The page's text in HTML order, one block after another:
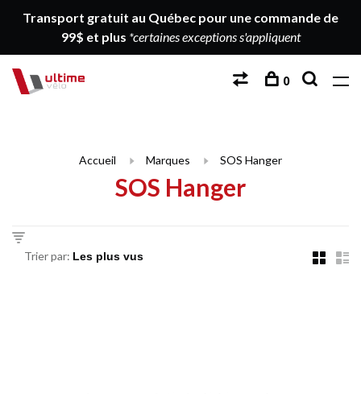
Transport gratuit au Québec pour une commande de
99$ et plus *certaines exceptions s'appliquent
0
Accueil Marques SOS Hanger
SOS Hanger
Trier par: